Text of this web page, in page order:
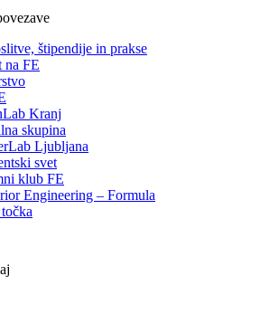
štipendije in prakse
na FE
Kranj
skupina
Ljubljana
svet
klub FE
Engineering – Formula